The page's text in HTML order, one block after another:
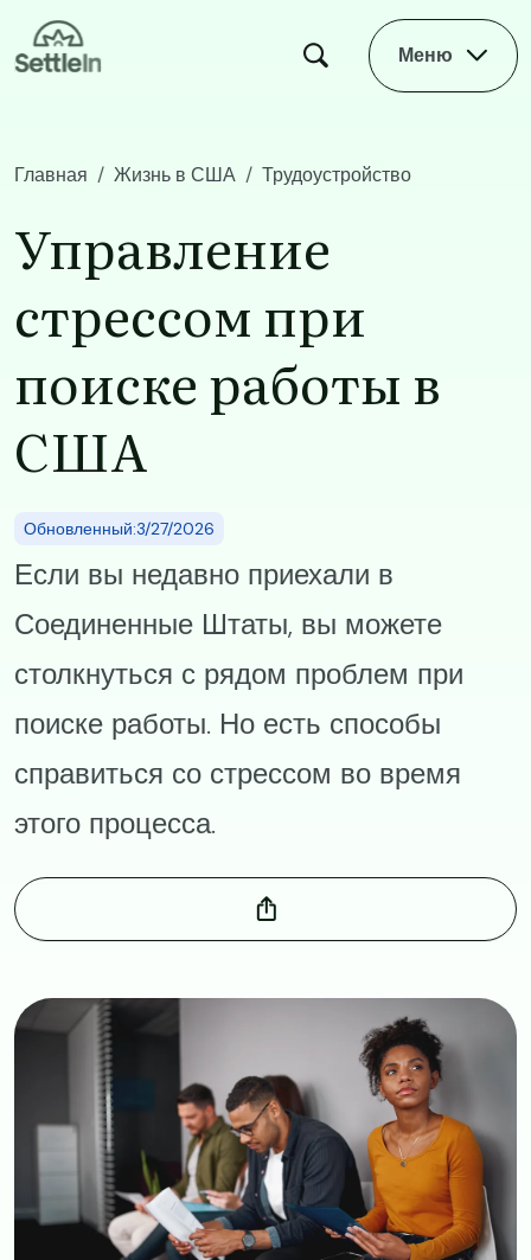
Skip to main content
Меню
Главная Жизнь в США
Трудоустройство
Управление
стрессом при
поиске работы в
США
Обновленный:3/27/2026
Если вы недавно приехали в
Соединенные Штаты, вы можете
столкнуться с рядом проблем при
поиске работы. Но есть способы
справиться со стрессом во время
этого процесса.
Image